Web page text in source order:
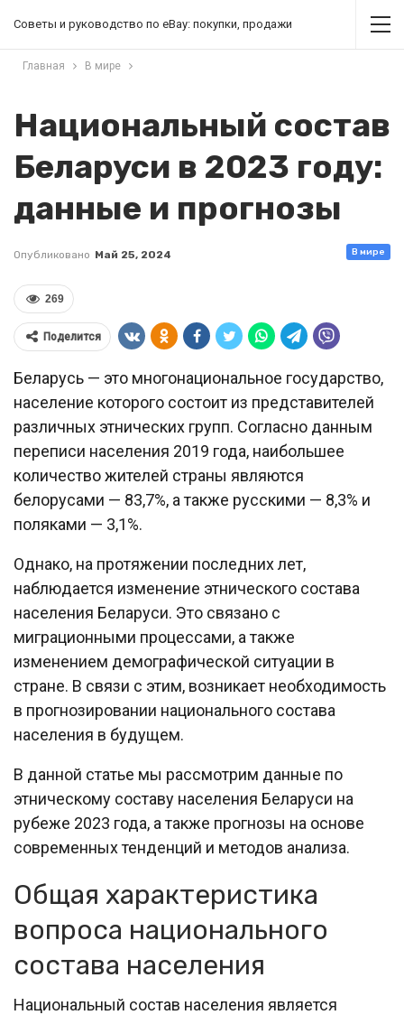
Советы и руководство по eBay: покупки, продажи
Главная В мире
Национальный состав
Беларуси в 2023 году:
данные и прогнозы
В мире
Опубликовано Май 25, 2024
269
Поделится
Беларусь — это многонациональное государство,
население которого состоит из представителей
различных этнических групп. Согласно данным
переписи населения 2019 года, наибольшее
количество жителей страны являются
белорусами — 83,7%, а также русскими — 8,3% и
поляками — 3,1%.
Однако, на протяжении последних лет,
наблюдается изменение этнического состава
населения Беларуси. Это связано с
миграционными процессами, а также
изменением демографической ситуации в
стране. В связи с этим, возникает необходимость
в прогнозировании национального состава
населения в будущем.
В данной статье мы рассмотрим данные по
этническому составу населения Беларуси на
рубеже 2023 года, а также прогнозы на основе
современных тенденций и методов анализа.
Общая характеристика
вопроса национального
состава населения
Национальный состав населения является